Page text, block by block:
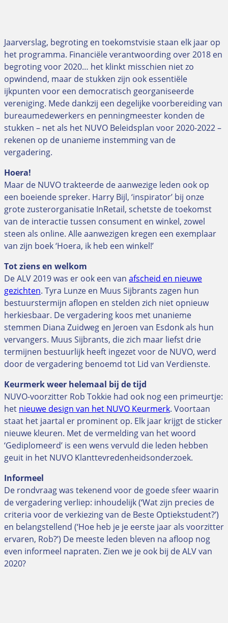
Jaarverslag, begroting en toekomstvisie staan elk jaar op
het programma. Financiële verantwoording over 2018 en
begroting voor 2020… het klinkt misschien niet zo
opwindend, maar de stukken zijn ook essentiële
ijkpunten voor een democratisch georganiseerde
vereniging. Mede dankzij een degelijke voorbereiding van
bureaumedewerkers en penningmeester konden de
stukken – net als het NUVO Beleidsplan voor 2020-2022 –
rekenen op de unanieme instemming van de
vergadering.
Hoera!
Maar de NUVO trakteerde de aanwezige leden ook op
een boeiende spreker. Harry Bijl, ‘inspirator’ bij onze
grote zusterorganisatie InRetail, schetste de toekomst
van de interactie tussen consument en winkel, zowel
steen als online. Alle aanwezigen kregen een exemplaar
van zijn boek ‘Hoera, ik heb een winkel!’
Tot ziens en welkom
De ALV 2019 was er ook een van afscheid en nieuwe
gezichten. Tyra Lunze en Muus Sijbrants zagen hun
bestuurstermijn aflopen en stelden zich niet opnieuw
herkiesbaar. De vergadering koos met unanieme
stemmen Diana Zuidweg en Jeroen van Esdonk als hun
vervangers. Muus Sijbrants, die zich maar liefst drie
termijnen bestuurlijk heeft ingezet voor de NUVO, werd
door de vergadering benoemd tot Lid van Verdienste.
Keurmerk weer helemaal bij de tijd
NUVO-voorzitter Rob Tokkie had ook nog een primeurtje:
het nieuwe design van het NUVO Keurmerk. Voortaan
staat het jaartal er prominent op. Elk jaar krijgt de sticker
nieuwe kleuren. Met de vermelding van het woord
‘Gediplomeerd’ is een wens vervuld die leden hebben
geuit in het NUVO Klanttevredenheidsonderzoek.
Informeel
De rondvraag was tekenend voor de goede sfeer waarin
de vergadering verliep: inhoudelijk (‘Wat zijn precies de
criteria voor de verkiezing van de Beste Optiekstudent?’)
en belangstellend (‘Hoe heb je je eerste jaar als voorzitter
ervaren, Rob?’) De meeste leden bleven na afloop nog
even informeel napraten. Zien we je ook bij de ALV van
2020?